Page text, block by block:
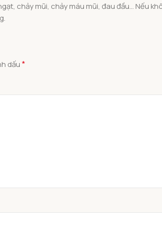
chảy mũi, chảy máu mũi, đau đầu… Nếu
dấu*